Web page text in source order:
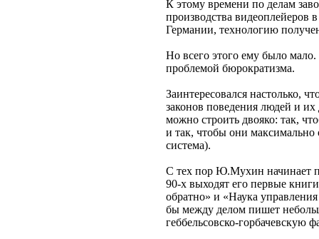
К этому времени по делам
производства видеоплейеров
Германии, технологию
Но всего этого ему было
проблемой бюрократизма.
Заинтересовался настолько,
законов поведения людей и
можно строить двояко: так,
и так, чтобы они максимально
система).
С тех пор Ю.Мухин начинает
90-х выходят его первые
обратно» и «Наука
бы между делом пишет
геббельсовско-горбачевскую